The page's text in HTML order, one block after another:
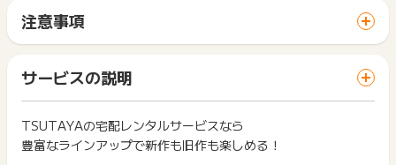
ご注意ください。
※過去[TSUTAYA DISCAS]と[TSUTAYA TV]にご登録された
ことがある場合
※クレジットカードでの登録の場合
※ポイントに関するお問い合わせは、ポイントタウンのサポート
お問い合わせをした場合、ポイント獲得対象外となる場合がご
ざいます。
サイトに移動してからお申し込みやお買い物が完了するまでの
間に、同じブラウザ（※）で他のサイトに移動した場合はポイン
ト獲得ができません。
「 無料会員登録でポイントGET 」ボタンを押した時とサービ
ス・お買い物利用時で、デバイス・ブラウザが異なる場合はポ
イント獲得ができません。
2回以上同じお買い物・サービスをご利用される場合は、毎回
ポイントタウンに戻り、「 無料会員登録でポイントGET 」ボ
注意事項
一部のサービスにつきましては、1商品につき10円単位の金額
は切り捨てとなります。
ポイント獲得が1ポイント未満のものは切り捨てとなり、ポイ
ント履歴には記載されません。
原則として広告主側のポイント等を利用して支払われた金額分
につきましては、ポイントタウンのポイント獲得の対象には含
サービスの説明
TSUTAYAの宅配レンタルサービスなら
豊富なラインアップで新作も旧作も楽しめる！